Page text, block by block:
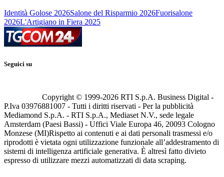
Identità Golose 2026Salone del Risparmio 2026Fuorisalone
2026L'Artigiano in Fiera 2025
Seguici su
Copyright © 1999-2026 RTI S.p.A. Business Digital -
P.Iva 03976881007 - Tutti i diritti riservati - Per la pubblicità
Mediamond S.p.A. - RTI S.p.A., Mediaset N.V., sede legale
Amsterdam (Paesi Bassi) - Uffici Viale Europa 46, 20093 Cologno
Monzese (MI)Rispetto ai contenuti e ai dati personali trasmessi e/o
riprodotti è vietata ogni utilizzazione funzionale all’addestramento di
sistemi di intelligenza artificiale generativa. È altresì fatto divieto
espresso di utilizzare mezzi automatizzati di data scraping.